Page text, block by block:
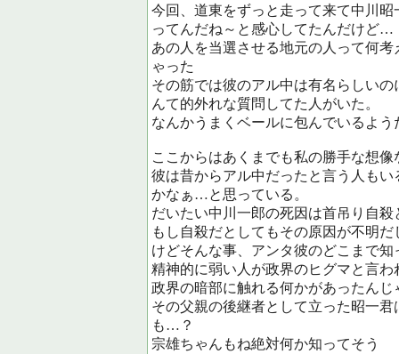
今回、道東をずっと走って来て中川
ってんだね～と感心してたんだけど…
あの人を当選させる地元の人って何
ゃった
その筋では彼のアル中は有名らしい
んて的外れな質問してた人がいた。
なんかうまくベールに包んでいるよ
ここからはあくまでも私の勝手な想
彼は昔からアル中だったと言う人も
かなぁ…と思っている。
だいたい中川一郎の死因は首吊り自
もし自殺だとしてもその原因が不明
けどそんな事、アンタ彼のどこまで知
精神的に弱い人が政界のヒグマと言
政界の暗部に触れる何かがあったん
その父親の後継者として立った昭一
も…？
宗雄ちゃんもね絶対何か知ってそう